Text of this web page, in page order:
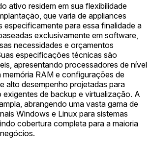
ativo residem em sua flexibilidade
que varia de appliances
especificamente para essa finalidade a
exclusivamente em software,
necessidades e orçamentos
especificações técnicas são
apresentando processadores de nível
memória RAM e configurações de
alto desempenho projetadas para
exigentes de backup e virtualização. A
abrangendo uma vasta gama de
Windows e Linux para sistemas
cobertura completa para a maioria